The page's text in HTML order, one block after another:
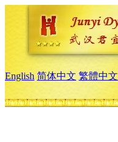
English 简体中文 繁體中文